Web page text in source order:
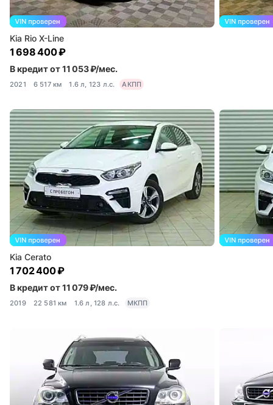
Kia Rio X-Line
1 698 400 ₽
В кредит от 11 053 ₽/мес.
2021 6 517 км 1.6 л, 123 л.с. АКПП
Kia Cerato
1 702 400 ₽
В кредит от 11 079 ₽/мес.
2019 22 581 км 1.6 л, 128 л.с. МКПП